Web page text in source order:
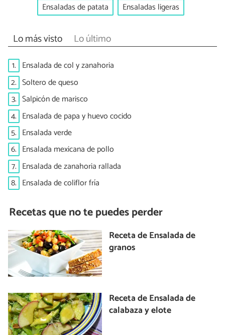
Ensaladas de patata
Ensaladas ligeras
Lo más visto Lo último
1. Ensalada de col y zanahoria
2. Soltero de queso
3. Salpicón de marisco
4. Ensalada de papa y huevo cocido
5. Ensalada verde
6. Ensalada mexicana de pollo
7. Ensalada de zanahoria rallada
8. Ensalada de coliflor fría
Recetas que no te puedes perder
Receta de Ensalada de
granos
Receta de Ensalada de
calabaza y elote